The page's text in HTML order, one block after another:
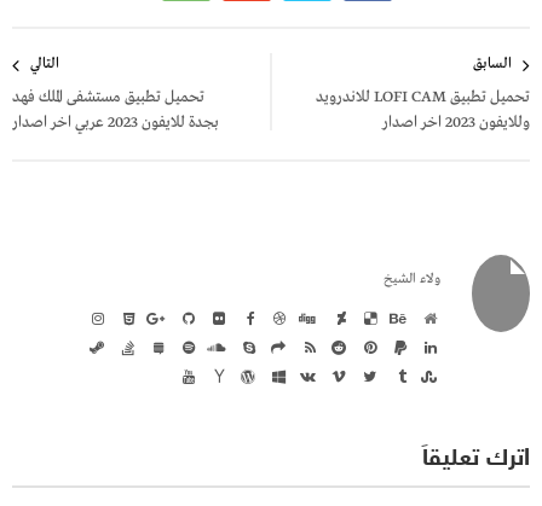
المقالات
السابق
تحميل تطبيق LOFI CAM للاندرويد
وللايفون 2023 اخر اصدار
التالي
تحميل تطبيق مستشفى الملك فهد
بجدة للايفون 2023 عربي اخر اصدار
ولاء الشيخ
اترك تعليقاً